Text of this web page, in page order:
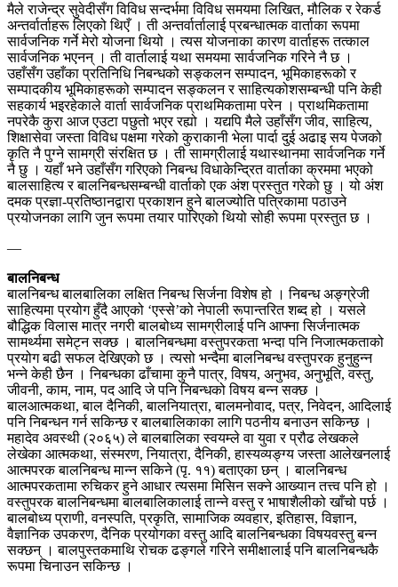
मैले राजेन्द्र सुवेदीसँग विविध सन्दर्भमा विविध समयमा लिखित, मौलिक र रेकर्ड
अन्तर्वार्ताहरू लिएको थिएँ । ती अन्तर्वार्तालाई प्रबन्धात्मक वार्ताका रूपमा
सार्वजनिक गर्ने मेरो योजना थियो । त्यस योजनाका कारण वार्ताहरू तत्काल
सार्वजनिक भएनन् । ती वार्तालाई यथा समयमा सार्वजनिक गरिने नै छ ।
उहाँसँग उहाँका प्रतिनिधि निबन्धको सङ्कलन सम्पादन, भूमिकाहरूको र
सम्पादकीय भूमिकाहरूको सम्पादन सङ्कलन र साहित्यकोशसम्बन्धी पनि केही
सहकार्य भइरहेकाले वार्ता सार्वजनिक प्राथमिकतामा परेन । प्राथमिकतामा
नपरेकै कुरा आज एउटा पछुतो भएर रह्यो । यद्यपि मैले उहाँसँग जीव, साहित्य,
शिक्षासेवा जस्ता विविध पक्षमा गरेको कुराकानी भेला पार्दा दुई अढाइ सय पेजको
कृति नै पुग्ने सामग्री संरक्षित छ । ती सामग्रीलाई यथास्थानमा सार्वजनिक गर्ने
नै छु । यहाँ भने उहाँसँग गरिएको निबन्ध विधाकेन्द्रित वार्ताका क्रममा भएको
बालसाहित्य र बालनिबन्धसम्बन्धी वार्ताको एक अंश प्रस्तुत गरेको छु । यो अंश
दमक प्रज्ञा-प्रतिष्ठानद्वारा प्रकाशन हुने बालज्योति पत्रिकामा पठाउने
प्रयोजनका लागि जुन रूपमा तयार पारिएको थियो सोही रूपमा प्रस्तुत छ ।
—
बालनिबन्ध
बालनिबन्ध बालबालिका लक्षित निबन्ध सिर्जना विशेष हो । निबन्ध अङ्ग्रेजी
साहित्यमा प्रयोग हुँदै आएको ‘एस्से’को नेपाली रूपान्तरित शब्द हो । यसले
बौद्धिक विलास मात्र नगरी बालबोध्य सामग्रीलाई पनि आफ्ना सिर्जनात्मक
सामर्थ्यमा समेट्न सक्छ । बालनिबन्धमा वस्तुपरकता भन्दा पनि निजात्मकताको
प्रयोग बढी सफल देखिएको छ । त्यसो भन्दैमा बालनिबन्ध वस्तुपरक हुनुहुन्न
भन्ने केही छैन । निबन्धका ढाँचामा कुनै पात्र, विषय, अनुभव, अनुभूति, वस्तु,
जीवनी, काम, नाम, पद आदि जे पनि निबन्धको विषय बन्न सक्छ ।
बालआत्मकथा, बाल दैनिकी, बालनियात्रा, बालमनोवाद, पत्र, निवेदन, आदिलाई
पनि निबन्धन गर्न सकिन्छ र बालबालिकाका लागि पठनीय बनाउन सकिन्छ ।
महादेव अवस्थी (२०६५) ले बालबालिका स्वयम्ले वा युवा र प्रौढ लेखकले
लेखेका आत्मकथा, संस्मरण, नियात्रा, दैनिकी, हास्यव्यङ्ग्य जस्ता आलेखनलाई
आत्मपरक बालनिबन्ध मान्न सकिने (पृ. ११) बताएका छन् । बालनिबन्ध
आत्मपरकतामा रुचिकर हुने आधार त्यसमा मिसिन सक्ने आख्यान तत्त्व पनि हो ।
वस्तुपरक बालनिबन्धमा बालबालिकालाई तान्ने वस्तु र भाषाशैलीको खाँचो पर्छ ।
बालबोध्य प्राणी, वनस्पति, प्रकृति, सामाजिक व्यवहार, इतिहास, विज्ञान,
वैज्ञानिक उपकरण, दैनिक प्रयोगका वस्तु आदि बालनिबन्धका विषयवस्तु बन्न
सक्छन् । बालपुस्तकमाथि रोचक ढङ्गले गरिने समीक्षालाई पनि बालनिबन्धकै
रूपमा चिनाउन सकिन्छ ।